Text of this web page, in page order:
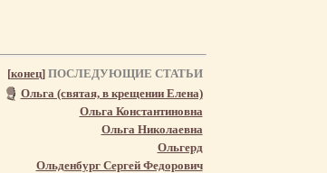
[конец]ПОСЛЕДУЮЩИЕ СТАТЬИ
Ольга (святая, в крещении Елена)
Ольга Константиновна
Ольга Николаевна
Ольгерд
Ольденбург Сергей Федорович